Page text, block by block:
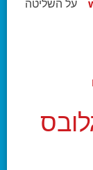
על השליטה